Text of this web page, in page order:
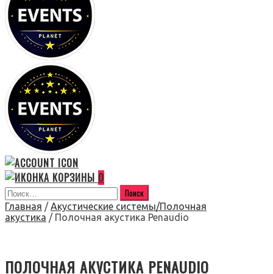
0
Главная / Акустические системы/Полочная
акустика / Полочная акустика Penaudio
ПОЛОЧНАЯ АКУСТИКА PENAUDIO